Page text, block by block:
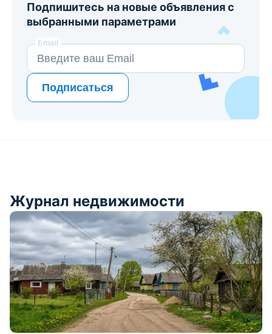
Подпишитесь на новые объявления с
выбранными параметрами
Email
Подписаться
Журнал недвижимости